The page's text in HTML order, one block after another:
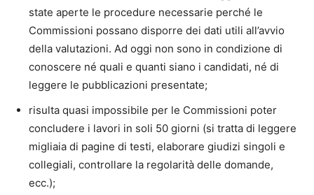
state aperte le procedure necessarie perché le
Commissioni possano disporre dei dati utili all’avvio
della valutazioni. Ad oggi non sono in condizione di
conoscere né quali e quanti siano i candidati, né di
leggere le pubblicazioni presentate;
risulta quasi impossibile per le Commissioni poter
concludere i lavori in soli 50 giorni (si tratta di leggere
migliaia di pagine di testi, elaborare giudizi singoli e
collegiali, controllare la regolarità delle domande,
ecc.);